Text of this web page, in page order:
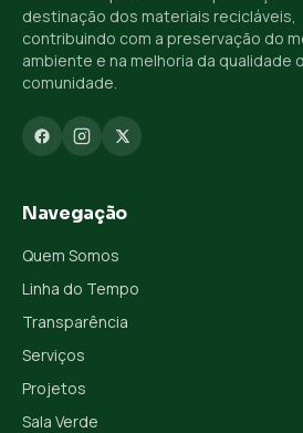
destinação dos materiais recicláveis,
contribuindo com a preservação do
ambiente e na melhoria da qualidade
comunidade.
Navegação
Quem Somos
Linha do Tempo
Transparência
Serviços
Projetos
Sala Verde